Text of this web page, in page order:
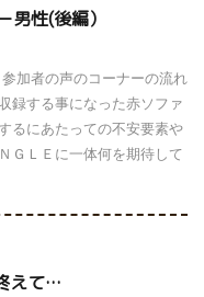
男性(後編）
加者の声のコーナーの流れ
録する事になった赤ソファ
るにあたっての不安要素や
ＧＬＥに一体何を期待して
えて…